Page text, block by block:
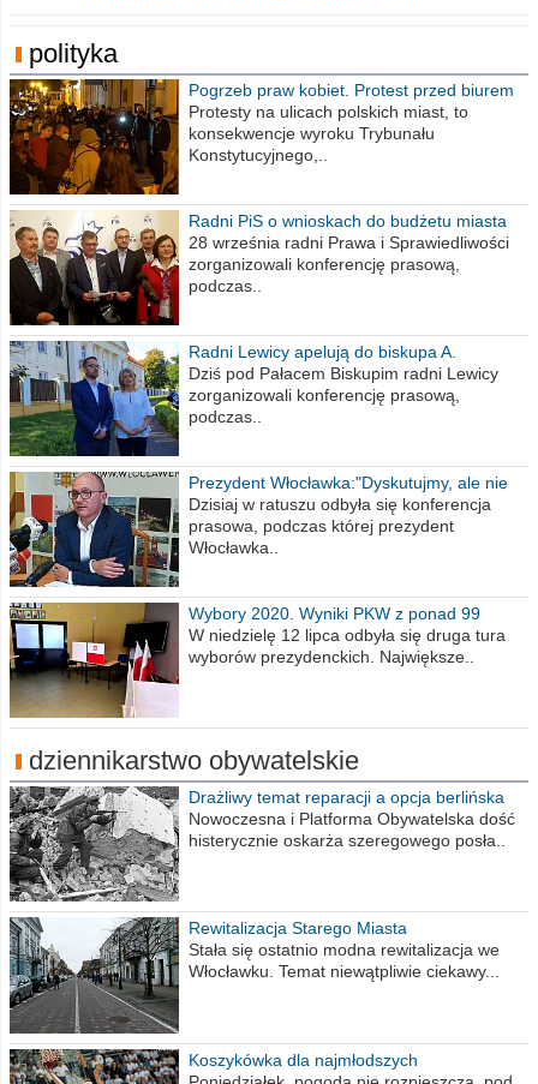
polityka
Pogrzeb praw kobiet. Protest przed biurem
poselskim PiS
Protesty na ulicach polskich miast, to
konsekwencje wyroku Trybunału
Konstytucyjnego,..
Radni PiS o wnioskach do budżetu miasta
na 2021 rok
28 września radni Prawa i Sprawiedliwości
zorganizowali konferencję prasową,
podczas..
Radni Lewicy apelują do biskupa A.
Wiesława Meringa
Dziś pod Pałacem Biskupim radni Lewicy
zorganizowali konferencję prasową,
podczas..
Prezydent Włocławka:"Dyskutujmy, ale nie
obrażajmy się”
Dzisiaj w ratuszu odbyła się konferencja
prasowa, podczas której prezydent
Włocławka..
Wybory 2020. Wyniki PKW z ponad 99
procent obwodów
W niedzielę 12 lipca odbyła się druga tura
wyborów prezydenckich. Największe..
dziennikarstwo obywatelskie
Drażliwy temat reparacji a opcja berlińska
Nowoczesna i Platforma Obywatelska dość
histerycznie oskarża szeregowego posła..
Rewitalizacja Starego Miasta
Stała się ostatnio modna rewitalizacja we
Włocławku. Temat niewątpliwie ciekawy...
Koszykówka dla najmłodszych